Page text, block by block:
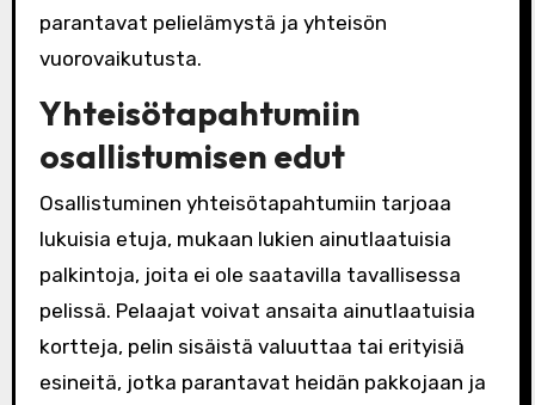
parantavat pelielämystä ja yhteisön
vuorovaikutusta.
Yhteisötapahtumiin
osallistumisen edut
Osallistuminen yhteisötapahtumiin tarjoaa
lukuisia etuja, mukaan lukien ainutlaatuisia
palkintoja, joita ei ole saatavilla tavallisessa
pelissä. Pelaajat voivat ansaita ainutlaatuisia
kortteja, pelin sisäistä valuuttaa tai erityisiä
esineitä, jotka parantavat heidän pakkojaan ja